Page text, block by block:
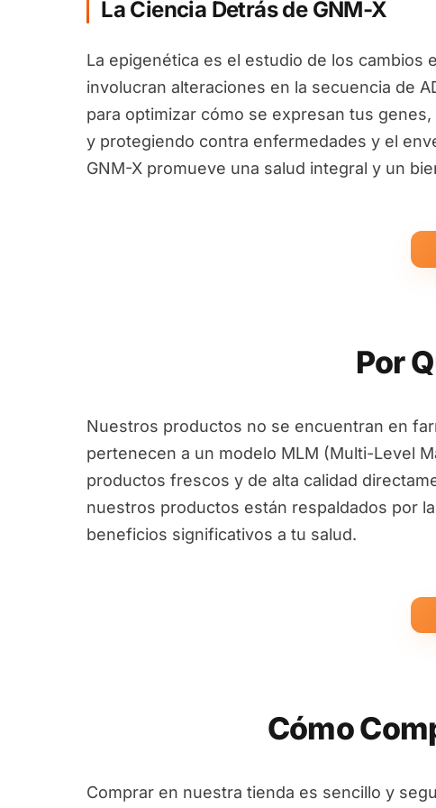
La Ciencia Detrás de GNM-X
La epigenética es el estudio de los cambios
involucran alteraciones en la secuencia de
para optimizar cómo se expresan tus
y protegiendo contra enfermedades y el
GNM-X promueve una salud integral y un
Por
Nuestros productos no se encuentran en
pertenecen a un modelo MLM (Multi-Level
productos frescos y de alta calidad
nuestros productos están respaldados por
beneficios significativos a tu salud.
Cómo
Comprar en nuestra tienda es sencillo y